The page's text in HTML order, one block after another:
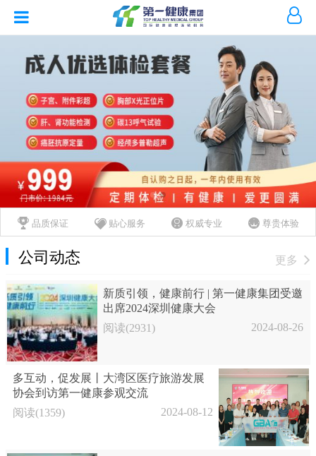
品质保证 贴心服务 权威专业 尊贵体验
公司动态 更多
新质引领，健康前行 | 第一健康集团受邀
出席2024深圳健康大会
阅读(2931)
2024-08-26
多互动，促发展丨大湾区医疗旅游发展
协会到访第一健康参观交流
阅读(1359)
2024-08-12